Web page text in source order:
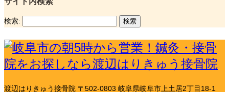
検索:
渡辺はりきゅう接骨院 〒502-0803 岐阜県岐阜市上土居2丁目18-1